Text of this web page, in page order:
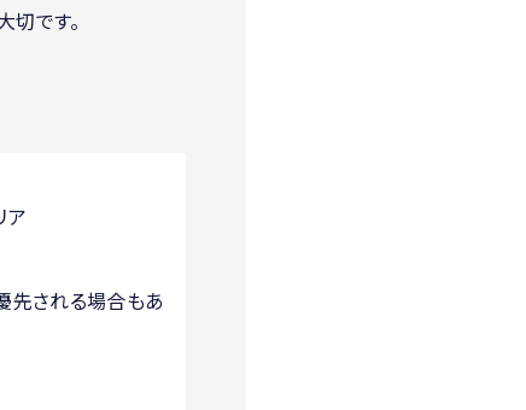
です。
ア
先される場合もあ